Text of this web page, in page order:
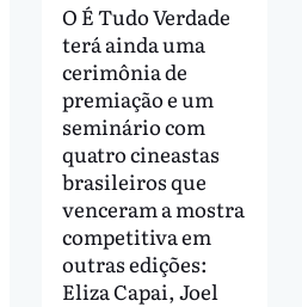
O É Tudo Verdade
terá ainda uma
cerimônia de
premiação e um
seminário com
quatro cineastas
brasileiros que
venceram a mostra
competitiva em
outras edições:
Eliza Capai, Joel